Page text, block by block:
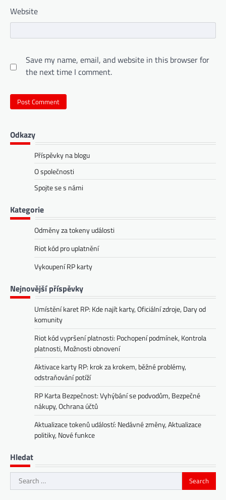
Website
Save my name, email, and website in this browser for
the next time I comment.
Odkazy
Příspěvky na blogu
O společnosti
Spojte se s námi
Kategorie
Odměny za tokeny události
Riot kód pro uplatnění
Vykoupení RP karty
Nejnovější příspěvky
Umístění karet RP: Kde najít karty, Oficiální zdroje, Dary od
komunity
Riot kód vypršení platnosti: Pochopení podmínek, Kontrola
platnosti, Možnosti obnovení
Aktivace karty RP: krok za krokem, běžné problémy,
odstraňování potíží
RP Karta Bezpečnost: Vyhýbání se podvodům, Bezpečné
nákupy, Ochrana účtů
Aktualizace tokenů událostí: Nedávné změny, Aktualizace
politiky, Nové funkce
Hledat
Search
for: